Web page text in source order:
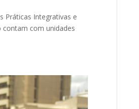
Práticas Integrativas e
contam com unidades